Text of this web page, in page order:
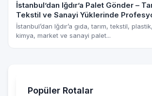
Popüler Rotalar
İstanbul’dan Iğdır’a Palet Gönder –
Tekstil ve Sanayi Yüklerinde
İstanbul’dan Iğdır’a gıda, tarım, tekstil,
kimya, market ve sanayi palet...